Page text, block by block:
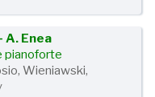
A. Enea
pianoforte
Wieniawski,